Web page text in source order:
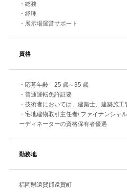
・総務
・経理
・展示場運営サポート
資格
・応募年齢 25 歳～35 歳
・普通運転免許証要
・技術者においては、建築士、建築施
・宅地建物取引主任者/ ファイナンシャ
ーディネーターの資格保有者優遇
勤務地
福岡県遠賀郡遠賀町